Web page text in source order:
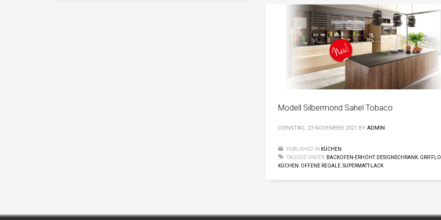
Modell Silbermond Sahel Tobaco
DIENSTAG, 23 NOVEMBER 2021 BY ADMIN
PUBLISHED IN KÜCHEN
TAGGED UNDER: BACKOFEN-ERHÖHT, DESIGNSCHRANK
KÜCHEN
OFFENE REGALE SUPERMATT-LACK